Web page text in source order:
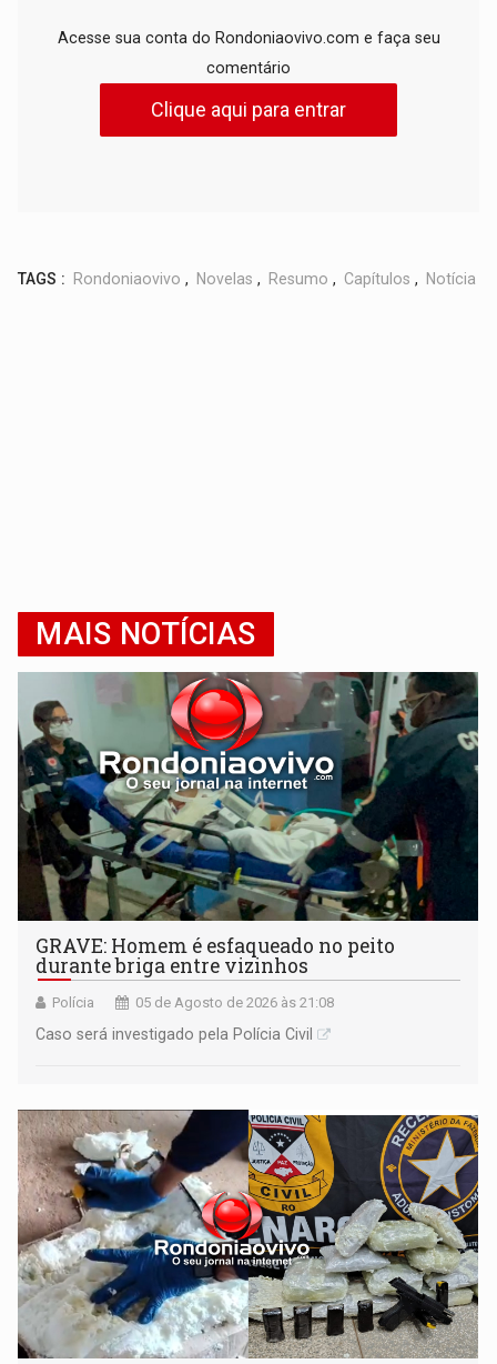
Acesse sua conta do Rondoniaovivo.com e faça seu
comentário
Clique aqui para entrar
TAGS : Rondoniaovivo , Novelas , Resumo , Capítulos , Notícia
MAIS NOTÍCIAS
GRAVE: Homem é esfaqueado no peito
durante briga entre vizinhos
Polícia 05 de Agosto de 2026 às 21:08
Caso será investigado pela Polícia Civil